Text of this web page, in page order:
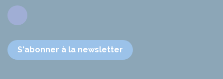
Facebook
S'abonner à la newsletter